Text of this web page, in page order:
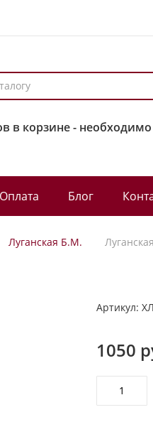
в корзине -
Оплата Блог
Луганская Б.М.
Артикул:
1050